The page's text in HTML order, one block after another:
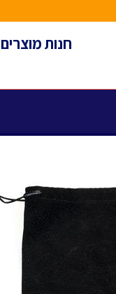
חנות מוצרים